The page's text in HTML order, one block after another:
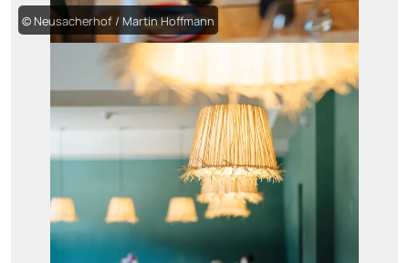
© Neusacherhof / Martin Hoffmann